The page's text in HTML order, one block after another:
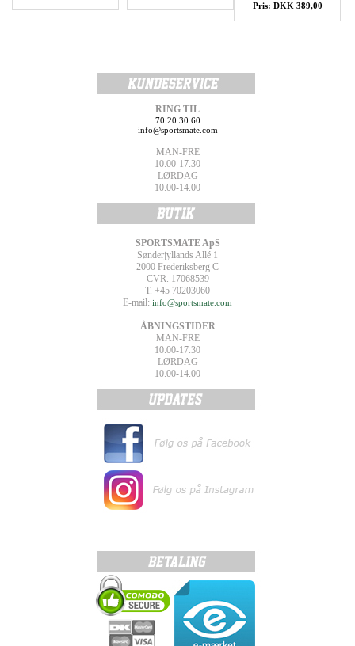
Pris: DKK 389,00
RING TIL
70 20 30 60
info@sportsmate.com
MAN-FRE
10.00-17.30
LØRDAG
10.00-14.00
SPORTSMATE ApS
Sønderjyllands Allé 1
2000 Frederiksberg C
CVR. 17068539
T. +45 70203060
E-mail: info@sportsmate.com
ÅBNINGSTIDER
MAN-FRE
10.00-17.30
LØRDAG
10.00-14.00